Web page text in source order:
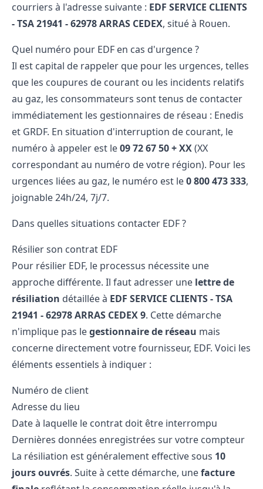
courriers à l'adresse suivante : EDF SERVICE CLIENTS
- TSA 21941 - 62978 ARRAS CEDEX, situé à Rouen.
Quel numéro pour EDF en cas d'urgence ?
Il est capital de rappeler que pour les urgences, telles
que les coupures de courant ou les incidents relatifs
au gaz, les consommateurs sont tenus de contacter
immédiatement les gestionnaires de réseau : Enedis
et GRDF. En situation d'interruption de courant, le
numéro à appeler est le09 72 67 50 + XX(XX
correspondant au numéro de votre région). Pour les
urgences liées au gaz, le numéro est le0 800 473 333,
joignable 24h/24, 7j/7.
Dans quelles situations contacter EDF ?
Résilier son contrat EDF
Pour résilier EDF, le processus nécessite une
approche différente. Il faut adresser une lettre de
résiliation détaillée à EDF SERVICE CLIENTS - TSA
21941 - 62978 ARRAS CEDEX 9. Cette démarche
n'implique pas legestionnaire de réseau mais
concerne directement votre fournisseur, EDF. Voici les
éléments essentiels à indiquer :
Numéro de client
Adresse du lieu
Date à laquelle le contrat doit être interrompu
Dernières données enregistrées sur votre compteur
La résiliation est généralement effective sous 10
jours ouvrés. Suite à cette démarche, unefacture